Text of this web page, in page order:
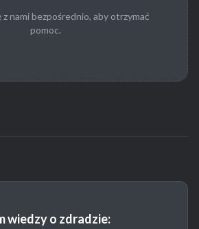
nami bezpośrednio, aby otrzymać
pomoc.
wiedzy o zdradzie: